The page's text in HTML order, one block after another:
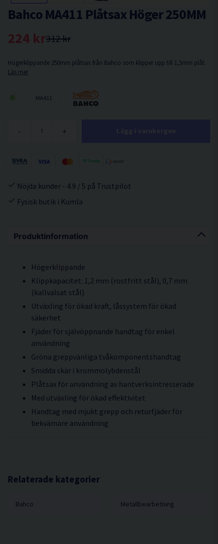
Produktinformation
Högerklippande
Klippkapacitet: 1,2 mm (rostfritt stål), 0,7 mm
(kallvalsat stål)
Utväxling för ökad kraft, låssystem för ökad
säkerhet
Fjäder för självöppnande handtag för enkel
användning
Gröna greppvänliga tvåkomponentshandtag
Smidda skär i krommolybdenstål
Plåtsax för användning av hantverksintresserade
Med utväxling för ökad effektivitet
Handtag med mjukt grepp och returfjäder för
bekvämare användning
Relaterade kategorier
Bahco Metallbearbetning
Bahco MA411 Plåtsax Höger 250MM
312 kr
224 kr
Högerklippande 250mm plåtsax från Bahco som klipper upp till 1,5mm plåt.
Läs mer
MA411
- +
Nöjda kunder - 4.9 / 5 på Trustpilot
Fysisk butik i Kumla